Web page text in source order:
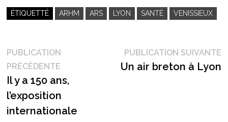
ÉTIQUETTÉ ARHM ARS LYON SANTÉ VENISSIEUX
Navigation
de
l’article
PUBLICATION
PRÉCÉDENTEPublication
précédente :
Il y a 150 ans,
l’exposition
internationale
PUBLICATION SUIVANTE
Un air breton à Lyon